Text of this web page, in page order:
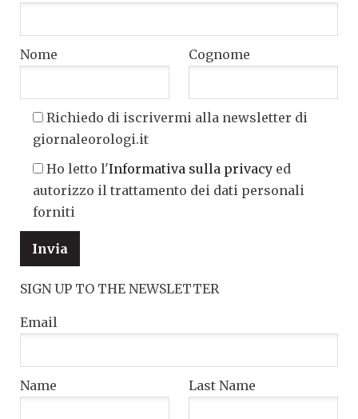
Nome Cognome
Richiedo di iscrivermi alla newsletter di
giornaleorologi.it
Ho letto l'Informativa sulla privacy ed
autorizzo il trattamento dei dati personali
forniti
SIGN UP TO THE NEWSLETTER
Email
Name Last Name